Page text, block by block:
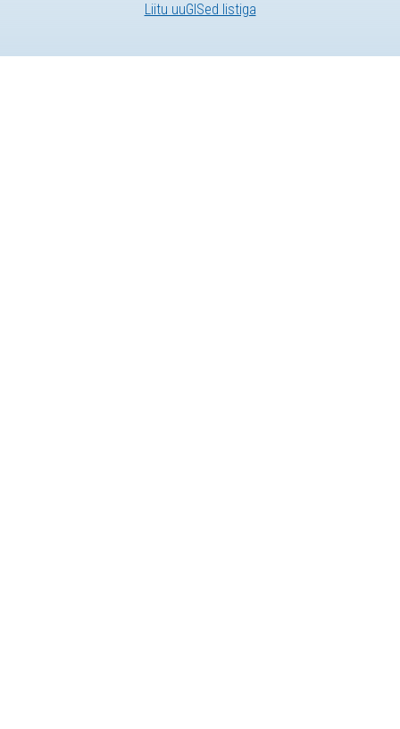
Liitu uuGISed listiga